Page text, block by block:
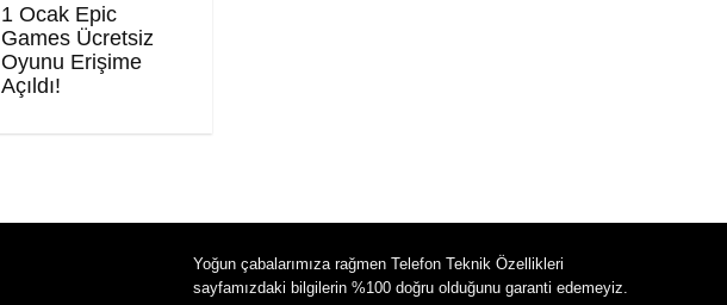
1 Ocak Epic
Games Ücretsiz
Oyunu Erişime
Açıldı!
Yoğun çabalarımıza rağmen Telefon Teknik Özellikleri
sayfamızdaki bilgilerin %100 doğru olduğunu garanti edemeyiz.